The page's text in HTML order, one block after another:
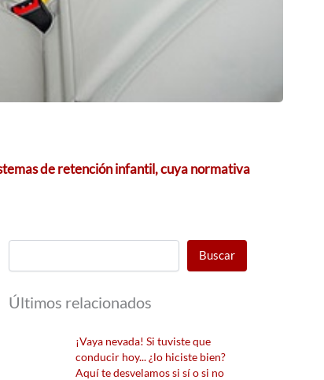
de retención infantil, cuya normativa
Buscar
Últimos relacionados
¡Vaya nevada! Si tuviste que
conducir hoy... ¿lo hiciste bien?
Aquí te desvelamos si sí o si no